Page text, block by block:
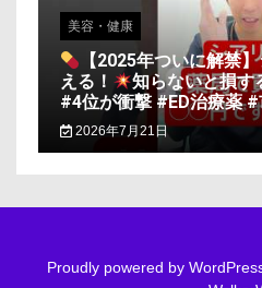
美容・健康
【2025年ついに解禁
える！
知らないと損す
#4位が衝撃 #ED治療薬
2026年7月21日
Proudly powered by